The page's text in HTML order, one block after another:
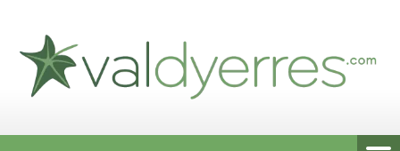
content